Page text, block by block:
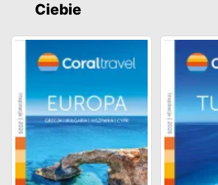
Ciebie